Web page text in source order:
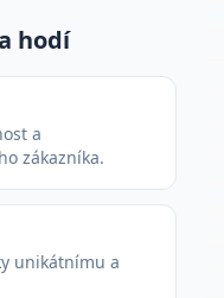
hodí
a
zákazníka.
unikátnímu a